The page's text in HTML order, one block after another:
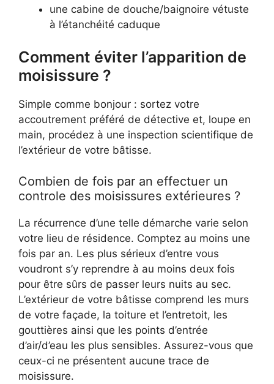
une cabine de douche/baignoire vétuste
à l’étanchéité caduque
Comment éviter l’apparition de
moisissure ?
Simple comme bonjour : sortez votre
accoutrement préféré de détective et, loupe en
main, procédez à une inspection scientifique de
l’extérieur de votre bâtisse.
Combien de fois par an effectuer un
controle des moisissures extérieures ?
La récurrence d’une telle démarche varie selon
votre lieu de résidence. Comptez au moins une
fois par an. Les plus sérieux d’entre vous
voudront s’y reprendre à au moins deux fois
pour être sûrs de passer leurs nuits au sec.
L’extérieur de votre bâtisse comprend les murs
de votre façade, la toiture et l’entretoit, les
gouttières ainsi que les points d’entrée
d’air/d’eau les plus sensibles. Assurez-vous que
ceux-ci ne présentent aucune trace de
moisissure.